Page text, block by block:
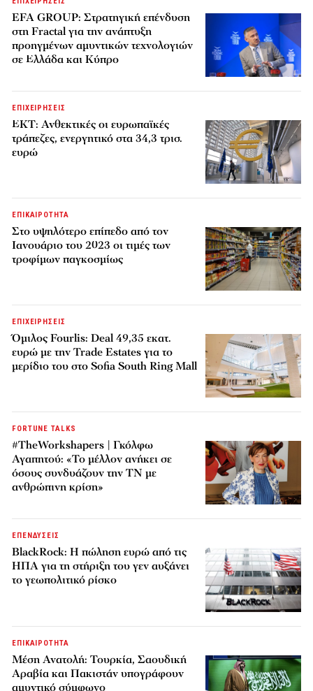
EFA GROUP: Στρατηγική επένδυση
στη Fractal για την ανάπτυξη
προηγμένων αμυντικών τεχνολογιών
σε Ελλάδα και Κύπρο
ΕΠΙΧΕΙΡΗΣΕΙΣ
ΕΚΤ: Ανθεκτικές οι ευρωπαϊκές
τράπεζες, ενεργητικό στα 34,3 τρισ.
ευρώ
ΕΠΙΚΑΙΡΟΤΗΤΑ
Στο υψηλότερο επίπεδο από τον
Ιανουάριο του 2023 οι τιμές των
τροφίμων παγκοσμίως
ΕΠΙΧΕΙΡΗΣΕΙΣ
Όμιλος Fourlis: Deal 49,35 εκατ.
ευρώ με την Trade Estates για το
μερίδιο του στο Sofia South Ring Mall
FORTUNE TALKS
#TheWorkshapers | Γκόλφω
Αγαπητού: «Το μέλλον ανήκει σε
όσους συνδυάζουν την ΤΝ με
ανθρώπινη κρίση»
ΕΠΕΝΔΥΣΕΙΣ
BlackRock: Η πώληση ευρώ από τις
ΗΠΑ για τη στήριξη του γεν αυξάνει
το γεωπολιτικό ρίσκο
ΕΠΙΚΑΙΡΟΤΗΤΑ
Μέση Ανατολή: Τουρκία, Σαουδική
Αραβία και Πακιστάν υπογράφουν
αμυντικό σύμφωνο